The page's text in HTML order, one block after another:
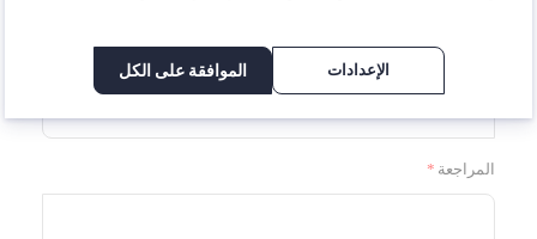
المراجعة
الإعدادات الموافقة على الكل